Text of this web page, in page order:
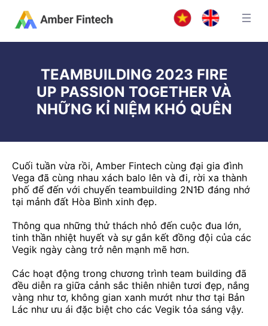
TEAMBUILDING 2023 FIRE
UP PASSION TOGETHER VÀ
NHỮNG KỈ NIỆM KHÓ QUÊN
Cuối tuần vừa rồi, Amber Fintech cùng đại gia đình
Vega đã cùng nhau xách balo lên và đi, rời xa thành
phố để đến với chuyến teambuilding 2N1Đ đáng nhớ
tại mảnh đất Hòa Bình xinh đẹp.
Thông qua những thử thách nhỏ đến cuộc đua lớn,
tinh thần nhiệt huyết và sự gắn kết đồng đội của các
Vegik ngày càng trở nên mạnh mẽ hơn.
Các hoạt động trong chương trình team building đã
đều diễn ra giữa cảnh sắc thiên nhiên tươi đẹp, nắng
vàng như tơ, không gian xanh mướt như thơ tại Bản
Lác như ưu ái đặc biệt cho các Vegik tỏa sáng vậy.